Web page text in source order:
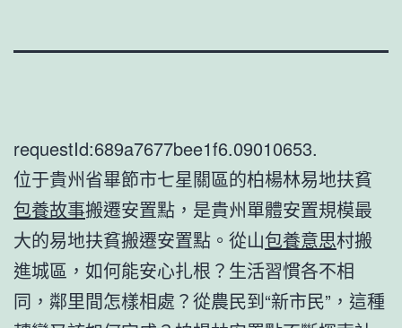
requestId:689a7677bee1f6.09010653.
位于貴州省畢節市七星關區的柏楊林易地扶貧
包養故事搬遷安置點，是貴州單體安置規模最
大的易地扶貧搬遷安置點。從山包養意思村搬
進城區，如何能安心扎根？生活習慣各不相
同，鄰里間怎樣相處？從農民到“新市民”，這種